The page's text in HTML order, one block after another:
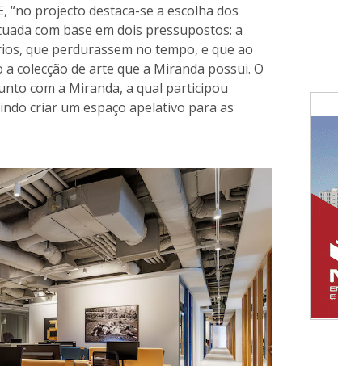
“no projecto destaca-se a escolha dos
com base em dois pressupostos: a
que perdurassem no tempo, e que ao
colecção de arte que a Miranda possui. O
com a Miranda, a qual participou
criar um espaço apelativo para as